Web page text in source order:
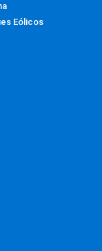
Eólicos